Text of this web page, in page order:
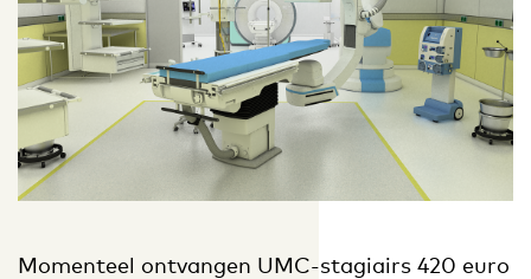
Momenteel ontvangen UMC-stagiairs 420 euro